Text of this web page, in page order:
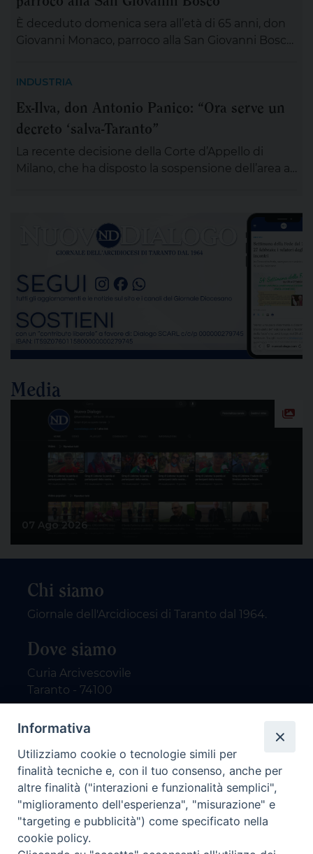
È deceduto domenica sera all’età di 65 anni, don
Giovanni Monaco, parroco alla San Giovanni Bosco.
preghiera e rendergli un ultimo saluto. Alle ore 20
ci si ritroverà come Comunità educativa pastorale
INDUSTRIA
Ex-Ilva, don Antonio Panico: “Ora serve un
decreto ‘salva-Taranto”
La recente decisione della Corte d’Appello di
Milano, che ha disposto la sospensione dell’area a
alla completa bonifica dell’amianto e alla riduzione
delle emissioni di polveri sottili, rappresenta un
passaggio destinato a segnare la lunga vicenda
dello stabilimento siderurgico. Una pronuncia che
[…]
Media
Chi siamo
Giornale dell'Arcidiocesi di Taranto dal 1964.
Dove siamo
Curia Arcivescovile
Taranto - 74100
Contatti
email: redazione@nuovodialogo.com
marketing@nuovodialogo.com
tel: 0994525780
tel 2:
Newsletter
Informativa
Utilizziamo cookie o tecnologie simili per
finalità tecniche e, con il tuo consenso, anche per
altre finalità ("interazioni e funzionalità semplici",
"miglioramento dell'esperienza", "misurazione" e
"targeting e pubblicità") come specificato nella
cookie policy.